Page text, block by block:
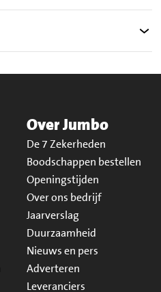
Over Jumbo
De 7 Zekerheden
Boodschappen bestellen
Openingstijden
Over ons bedrijf
Jaarverslag
Duurzaamheid
Nieuws en pers
Adverteren
Leveranciers